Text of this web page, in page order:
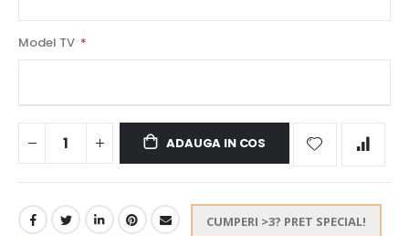
Model TV
ADAUGA IN COS
CUMPERI >3? PRET SPECIAL!